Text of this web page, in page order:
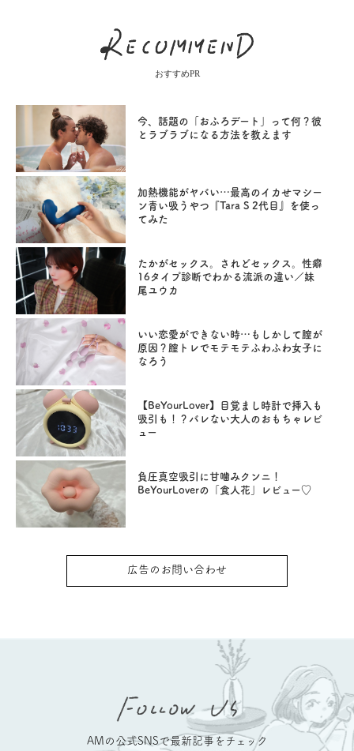
おすすめPR
今、話題の「おふろデート」って何？彼
とラブラブになる方法を教えます
加熱機能がヤバい…最高のイカせマシー
ン青い吸うやつ『Tara S 2代目』を使っ
てみた
たかがセックス。されどセックス。性癖
16タイプ診断でわかる流派の違い／妹
尾ユウカ
いい恋愛ができない時…もしかして膣が
原因？膣トレでモテモテふわふわ女子に
なろう
【BeYourLover】目覚まし時計で挿入も
吸引も！？バレない大人のおもちゃレビ
ュー
負圧真空吸引に甘噛みクンニ！
BeYourLoverの「食人花」レビュー♡
広告のお問い合わせ
AMの公式SNSで最新記事をチェック